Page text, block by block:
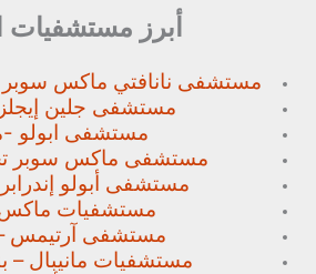
أبرز مستشفيات
مستشفى نانافتي ماكس سوبر
مستشفى جلين
مستشفى ابولو -
مستشفى ماكس سوبر
مستشفى أبولو
مستشفيات
مستشفى آرتيمس –
مستشفيات مانيبال –